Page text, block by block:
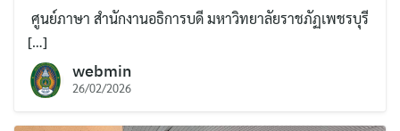
ศูนย์ภาษา สำนักงานอธิการบดี มหาวิทยาลัยราชภัฏเพชรบุรี
[…]
webmin
26/02/2026